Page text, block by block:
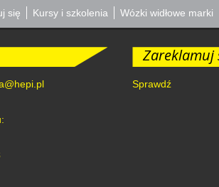
się Kursy i szkolenia Wózki widłowe marki
Zareklamuj
Sprawdź